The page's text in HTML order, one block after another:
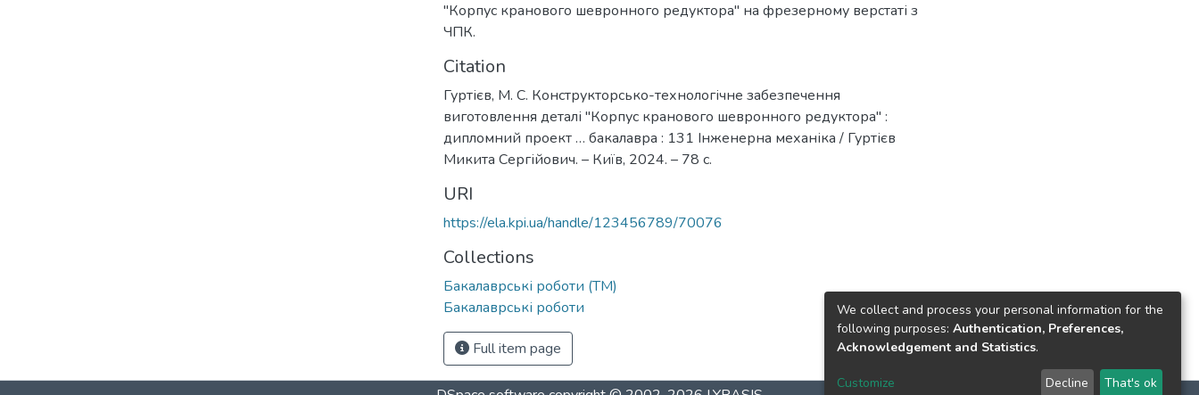
"Корпус кранового шевронного редуктора" на фрезерному верстаті з
ЧПК.
Citation
Гуртієв, М. С. Конструкторсько-технологічне забезпечення
виготовлення деталі "Корпус кранового шевронного редуктора" :
дипломний проект … бакалавра : 131 Інженерна механіка / Гуртієв
Микита Сергійович. – Київ, 2024. – 78 с.
URI
https://ela.kpi.ua/handle/123456789/70076
Collections
Бакалаврські роботи (ТМ)
Бакалаврські роботи
Full item page
We collect and process your personal information for the
following purposes: Authentication, Preferences,
Acknowledgement and Statistics.
Customize Decline That's ok